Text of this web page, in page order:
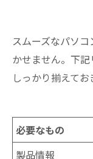
スムーズなパソ
かせません。下
しっかり揃えてお
必要なもの
製品情報